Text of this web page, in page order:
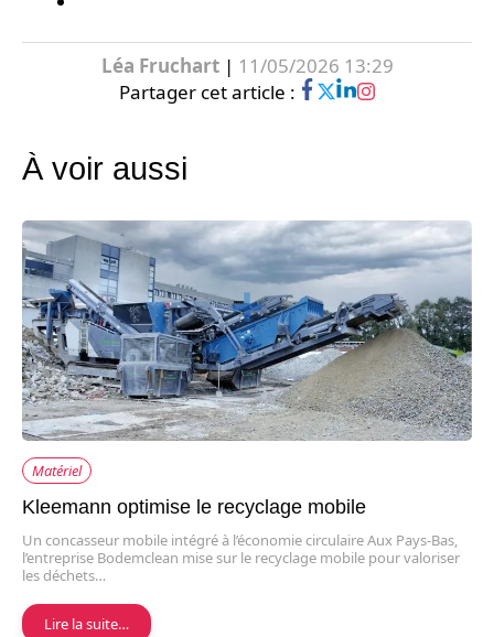
Léa Fruchart| 11/05/2026 13:29
Partager cet article :
À voir aussi
Matériel
Kleemann optimise le recyclage mobile
Un concasseur mobile intégré à l’économie circulaire Aux Pays-Bas,
l’entreprise Bodemclean mise sur le recyclage mobile pour valoriser
les déchets…
Lire la suite…